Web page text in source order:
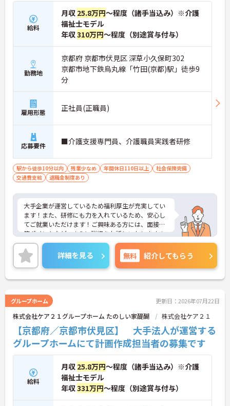
給料
月収 25.8万円～程度（諸手当込み）※介護
福祉士モデル
年収310万円～程度（別途賞与付与）
勤務地
京都府 京都市伏見区 深草小久保町302
京都市地下鉄烏丸線「竹田(京都)駅」徒歩9
分
雇用形態 正社員(正職員)
応募要件 ■介護支援専門員、介護職員実践者研修
駅から徒歩10分以内 残業少なめ 年間休日110日以上
社会保険完備
交通費支給
退職金制度あり
大手企業が運営しているため福利厚生が充実してい
ます！また、研修にも力を入れているため、安心し
てご就業いただけます！ご興味ある方には、面接対
策ポイントなど、さらに詳細をお話しいたしますの
でお気軽にご相談ください！
詳細を見る 無料 紹介してもらう
グループホーム 更新日：2026年07月22日
株式会社ケア２１グループホーム たのしい家醍醐 株式会社ケア２１
【京都府／京都市伏見区】 大手法人が運営する
グループホームにて計画作成担当者の募集です
給料
月収 25.8万円～程度（諸手当込み）※介護
福祉士モデル
年収331万円～程度（別途賞与付与）